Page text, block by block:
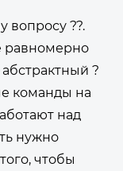
вопросу ??.
равномерно
?
команды на
над
нужно
чтобы